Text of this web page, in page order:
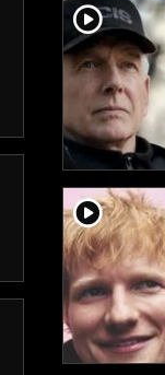
player2
player2